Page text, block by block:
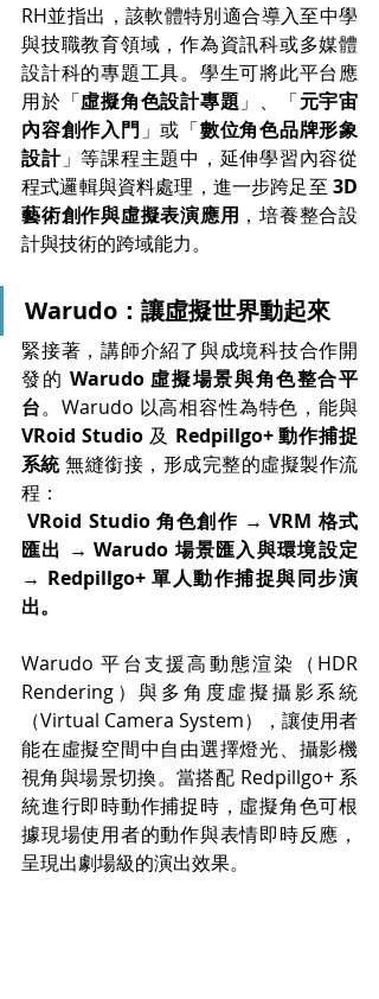
RH並指出，該軟體特別適合導入至中學
與技職教育領域，作為資訊科或多媒體
設計科的專題工具。學生可將此平台應
用於「虛擬角色設計專題 」、「元宇宙
內容創作入門 」或「數位角色品牌形象
設計」等課程主題中，延伸學習內容從
程式邏輯與資料處理，進一步跨足至 3D
藝術創作與虛擬表演應用 ，培養整合設
計與技術的跨域能力。
Warudo：讓虛擬世界動起來
緊接著，講師介紹了與成境科技合作開
發的 Warudo 虛擬場景與角色整合平
台
VRoid Studio 及 Redpillgo+ 動作捕捉
系統 無縫銜接，形成完整的虛擬製作流
程：
VRoid Studio 角色創作 → VRM 格式
匯出 → Warudo 場景匯入與環境設定
→ Redpillgo+ 單人動作捕捉與同步演
出。
Warudo 平台支援高動態渲染（HDR
Rendering）與多角度虛擬攝影系統
（Virtual Camera System），讓使用者
能在虛擬空間中自由選擇燈光、攝影機
視角與場景切換。當搭配 Redpillgo+ 系
統進行即時動作捕捉時，虛擬角色可根
據現場使用者的動作與表情即時反應，
呈現出劇場級的演出效果。